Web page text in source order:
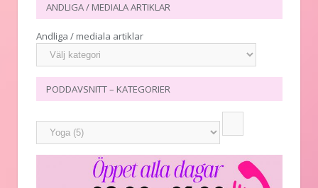
ANDLIGA / MEDIALA ARTIKLAR
Andliga / mediala artiklar
PODDAVSNITT – KATEGORIER